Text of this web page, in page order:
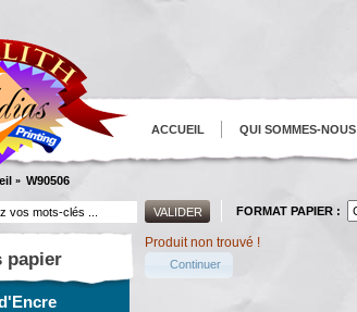
ACCUEIL QUI SOMMES-NOUS
» W90506
FORMAT PAPIER :
papier
Produit non trouvé !
Continuer